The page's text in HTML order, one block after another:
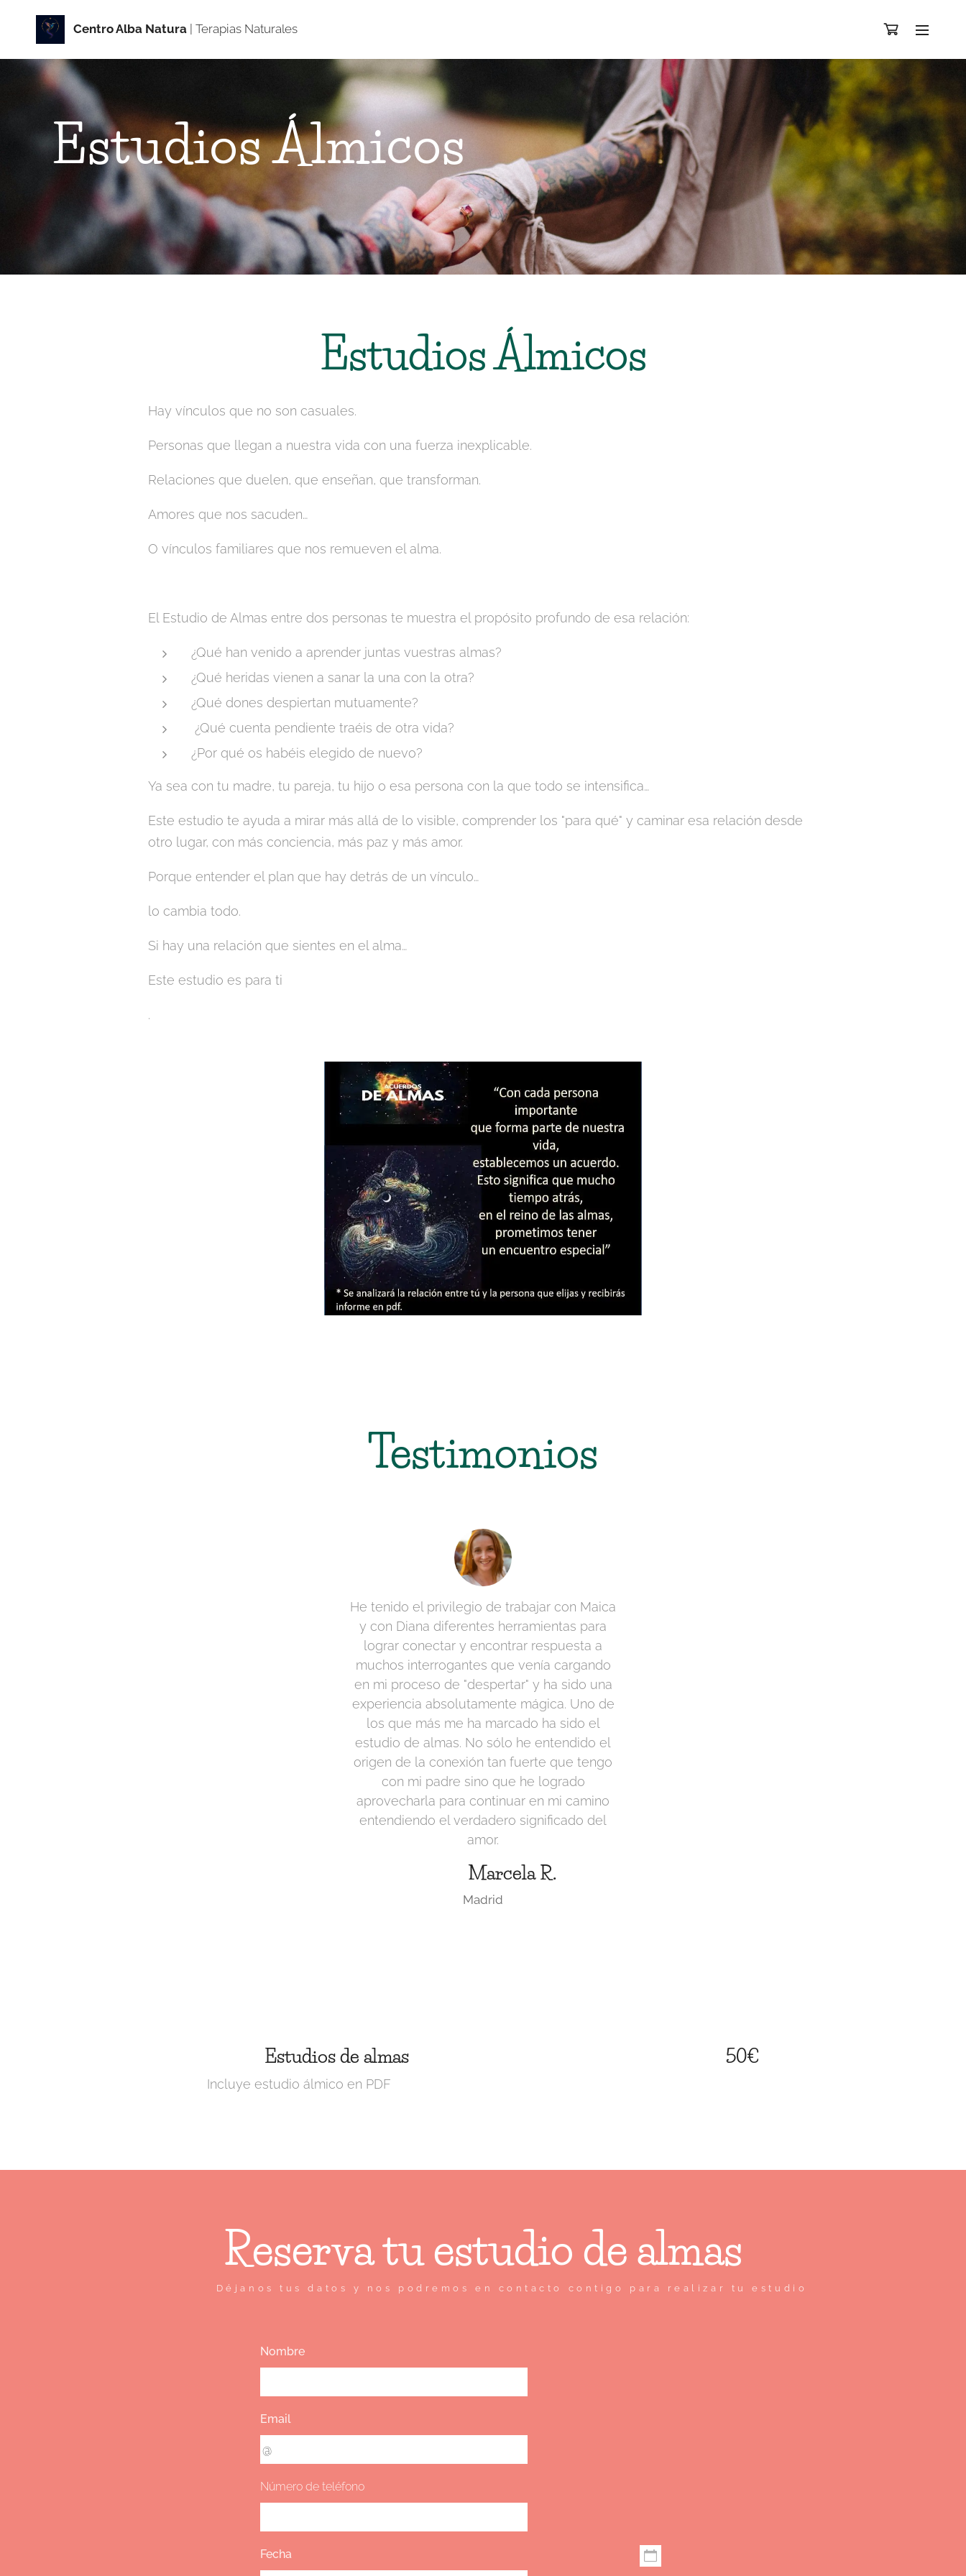
Centro Alba Natura | Terapias Naturales
Estudios Álmicos
Estudios Álmicos
Hay vínculos que no son casuales.
Personas que llegan a nuestra vida con una fuerza inexplicable.
Relaciones que duelen, que enseñan, que transforman.
Amores que nos sacuden…
O vínculos familiares que nos remueven el alma.
El Estudio de Almas entre dos personas te muestra el propósito profundo de esa relación:
¿Qué han venido a aprender juntas vuestras almas?
¿Qué heridas vienen a sanar la una con la otra?
¿Qué dones despiertan mutuamente?
¿Qué cuenta pendiente traéis de otra vida?
¿Por qué os habéis elegido de nuevo?
Ya sea con tu madre, tu pareja, tu hijo o esa persona con la que todo se intensifica…
Este estudio te ayuda a mirar más allá de lo visible, comprender los "para qué" y caminar esa relación desde
otro lugar, con más conciencia, más paz y más amor.
Porque entender el plan que hay detrás de un vínculo…
lo cambia todo.
Si hay una relación que sientes en el alma…
Este estudio es para ti
.
Testimonios
He tenido el privilegio de trabajar con Maica
y con Diana diferentes herramientas para
lograr conectar y encontrar respuesta a
muchos interrogantes que venía cargando
en mi proceso de "despertar" y ha sido una
experiencia absolutamente mágica. Uno de
los que más me ha marcado ha sido el
estudio de almas. No sólo he entendido el
origen de la conexión tan fuerte que tengo
con mi padre sino que he logrado
aprovecharla para continuar en mi camino
entendiendo el verdadero significado del
amor.
Marcela R.
Madrid
Estudios de almas
Incluye estudio álmico en PDF
50€
Reserva tu estudio de almas
Déjanos tus datos y nos podremos en contacto contigo para realizar tu estudio
Nombre
Email
Número de teléfono
Fecha